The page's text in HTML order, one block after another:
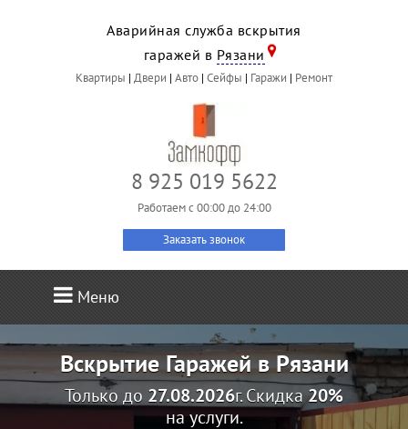
Аварийная служба вскрытия
гаражей в Рязани
Квартиры | Двери | Авто | Сейфы | Гаражи | Ремонт
8 925 019 5622
Работаем c 00:00 до 24:00
Заказать звонок
Меню
Вскрытие Гаражей в Рязани
Только до 27.08.2026г. Скидка20%
на услуги.